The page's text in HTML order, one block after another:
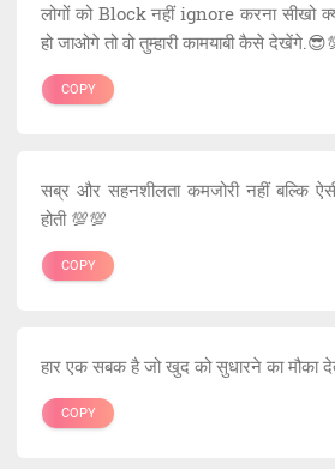
लोगों को Block नहीं ignore करना सीखो
हो जाओगे तो वो तुम्हारी कामयाबी कैसे
COPY
सब्र और सहनशीलता कमजोरी नहीं बल्कि
होती 💯💯
COPY
हार एक सबक है जो खुद को सुधारने का मौका
COPY